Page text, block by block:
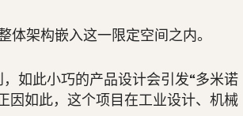
体架构嵌入这一限定空间之内。
如此小巧的产品设计会引发“多米诺
因如此，这个项目在工业设计、机械